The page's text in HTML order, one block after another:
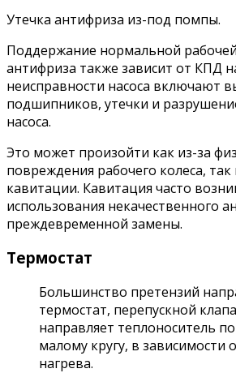
Утечка антифриза из-под помпы.
Поддержание нормальной
антифриза также зависит от КПД
неисправности насоса включают
подшипников, утечки и
насоса.
Это может произойти как из-за
повреждения рабочего колеса, так
кавитации. Кавитация часто
использования некачественного
преждевременной замены.
Термостат
Большинство претензий
термостат, перепускной
направляет теплоноситель
малому кругу, в зависимости
нагрева.